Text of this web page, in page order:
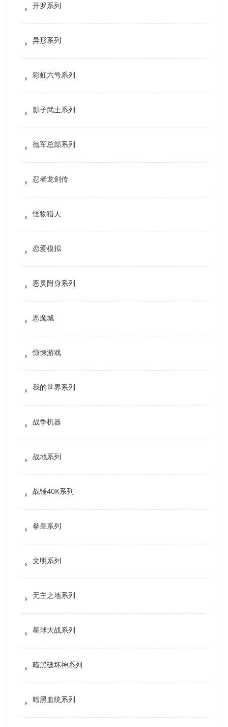
开罗系列
异形系列
彩虹六号系列
影子武士系列
德军总部系列
忍者龙剑传
怪物猎人
恋爱模拟
恶灵附身系列
恶魔城
惊悚游戏
我的世界系列
战争机器
战地系列
战锤40K系列
拳皇系列
文明系列
无主之地系列
星球大战系列
暗黑破坏神系列
暗黑血统系列